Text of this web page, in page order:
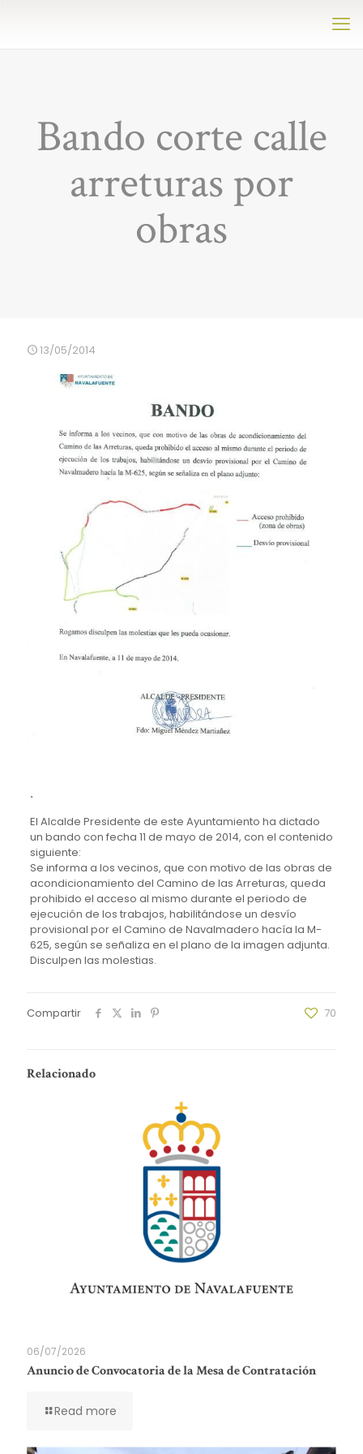
Bando corte calle
arreturas por
obras
13/05/2014
.
El Alcalde Presidente de este Ayuntamiento ha dictado
un bando con fecha 11 de mayo de 2014, con el contenido
siguiente:
Se informa a los vecinos, que con motivo de las obras de
acondicionamiento del Camino de las Arreturas, queda
prohibido el acceso al mismo durante el periodo de
ejecución de los trabajos, habilitándose un desvío
provisional por el Camino de Navalmadero hacía la M-
625, según se señaliza en el plano de la imagen adjunta.
Disculpen las molestias.
Compartir 70
Relacionado
06/07/2026
Anuncio de Convocatoria de la Mesa de Contratación
Read more